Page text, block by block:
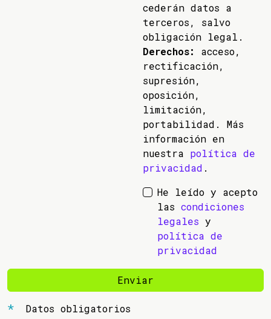
cederán datos a
terceros, salvo
obligación legal.
Derechos:
acceso,
rectificación,
supresión,
oposición,
limitación,
portabilidad. Más
información en
nuestra política de
privacidad .
He leído y acepto
las condiciones
legales y
política de
privacidad
Enviar
Datos obligatorios